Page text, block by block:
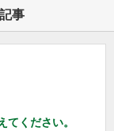
事
ください。